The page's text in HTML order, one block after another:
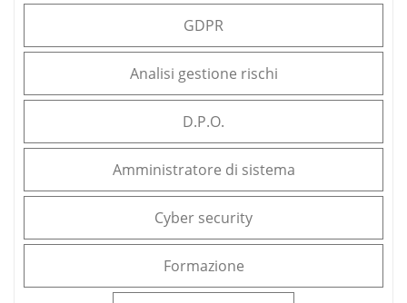
GDPR
Analisi gestione rischi
D.P.O.
Amministratore di sistema
Cyber security
Formazione